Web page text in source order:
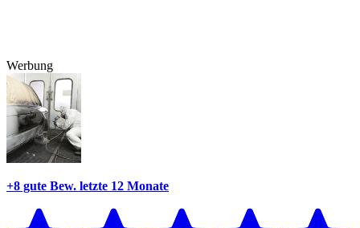
Werbung
+8 gute Bew. letzte 12 Monate